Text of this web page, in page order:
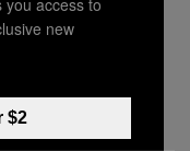
y
CON
new
$2